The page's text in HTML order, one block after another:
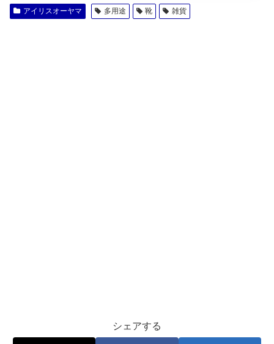
アイリスオーヤマ 多用途 靴 雑貨
シェアする